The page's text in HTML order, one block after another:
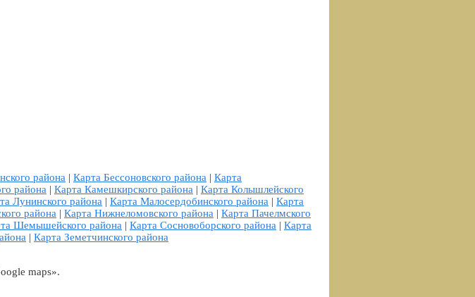
района | Карта Бессоновского района | Карта
района | Карта Камешкирского района | Карта Колышлейского
Лунинского района | Карта Малосердобинского района | Карта
района | Карта Нижнеломовского района | Карта Пачелмского
Шемышейского района | Карта Сосновоборского района | Карта
| Карта Земетчинского района
maps».